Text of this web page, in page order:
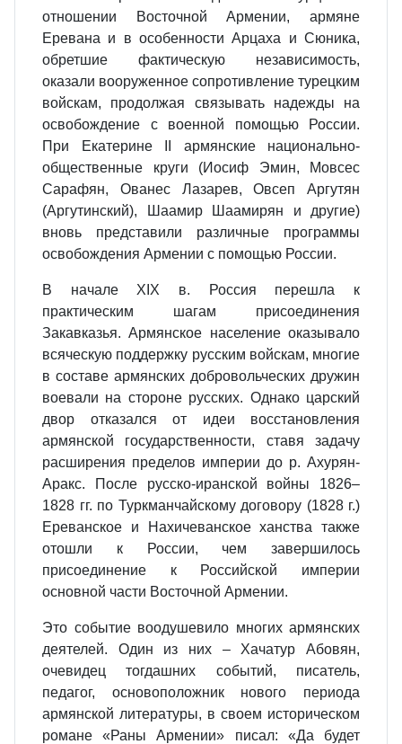
отношении Восточной Армении, армяне
Еревана и в особенности Арцаха и Сюника,
обретшие фактическую независимость,
оказали вооруженное сопротивление турецким
войскам, продолжая связывать надежды на
освобождение с военной помощью России.
При Екатерине II армянские национально-
общественные круги (Иосиф Эмин, Мовсес
Сарафян, Ованес Лазарев, Овсеп Аргутян
(Аргутинский), Шаамир Шаамирян и другие)
вновь представили различные программы
освобождения Армении с помощью России.
В начале XIX в. Россия перешла к
практическим шагам присоединения
Закавказья. Армянское население оказывало
всяческую поддержку русским войскам, многие
в составе армянских добровольческих дружин
воевали на стороне русских. Однако царский
двор отказался от идеи восстановления
армянской государственности, ставя задачу
расширения пределов империи до р. Ахурян-
Аракс. После русско-иранской войны 1826–
1828 гг. по Туркманчайскому договору (1828 г.)
Ереванское и Нахичеванское ханства также
отошли к России, чем завершилось
присоединение к Российской империи
основной части Восточной Армении.
Это событие воодушевило многих армянских
деятелей. Один из них – Хачатур Абовян,
очевидец тогдашних событий, писатель,
педагог, основоположник нового периода
армянской литературы, в своем историческом
романе «Раны Армении» писал: «Да будет